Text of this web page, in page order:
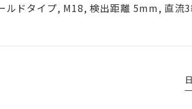
ルドタイプ, M18, 検出距離 5mm, 直